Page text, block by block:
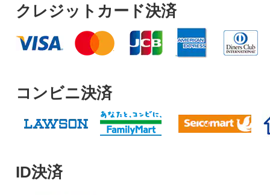
クレジットカード決済
コンビニ決済
ID決済